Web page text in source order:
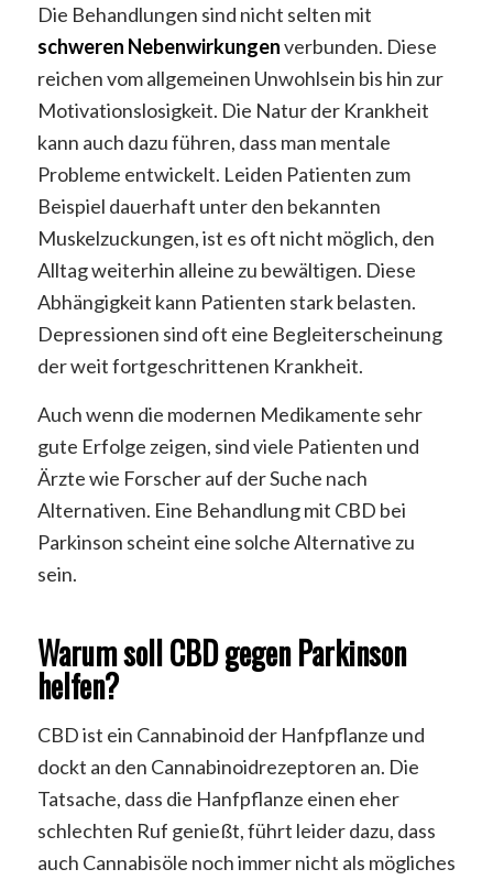
Die Behandlungen sind nicht selten mit
schweren Nebenwirkungenverbunden. Diese
reichen vom allgemeinen Unwohlsein bis hin zur
Motivationslosigkeit. Die Natur der Krankheit
kann auch dazu führen, dass man mentale
Probleme entwickelt. Leiden Patienten zum
Beispiel dauerhaft unter den bekannten
Muskelzuckungen, ist es oft nicht möglich, den
Alltag weiterhin alleine zu bewältigen. Diese
Abhängigkeit kann Patienten stark belasten.
Depressionen sind oft eine Begleiterscheinung
der weit fortgeschrittenen Krankheit.
Auch wenn die modernen Medikamente sehr
gute Erfolge zeigen, sind viele Patienten und
Ärzte wie Forscher auf der Suche nach
Alternativen. Eine Behandlung mit CBD bei
Parkinson scheint eine solche Alternative zu
sein.
Warum soll CBD gegen Parkinson
helfen?
CBD ist ein Cannabinoid der Hanfpflanze und
dockt an den Cannabinoidrezeptoren an. Die
Tatsache, dass die Hanfpflanze einen eher
schlechten Ruf genießt, führt leider dazu, dass
auch Cannabisöle noch immer nicht als mögliches